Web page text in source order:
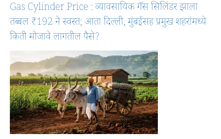
Gas Cylinder Price : व्यावसायिक गॅस सिलिंडर झाला
तब्बल ₹192 ने स्वस्त; आता दिल्ली, मुंबईसह प्रमुख शहरांमध्ये
किती मोजावे लागतील पैसे?